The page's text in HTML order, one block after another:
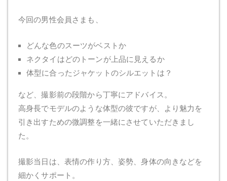
今回の男性会員さまも、
どんな色のスーツがベストか
ネクタイはどのトーンが上品に見えるか
体型に合ったジャケットのシルエットは？
など、撮影前の段階から丁寧にアドバイス。
高身長でモデルのような体型の彼ですが、より魅力を
引き出すための微調整を一緒にさせていただきまし
た。
撮影当日は、表情の作り方、姿勢、身体の向きなどを
細かくサポート。